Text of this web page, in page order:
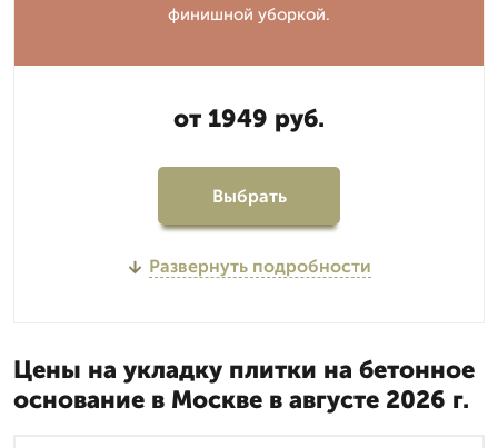
финишной уборкой.
от 1949 руб.
Выбрать
Развернуть подробности
Цены на укладку плитки на бетонное
основание в Москве в августе 2026 г.